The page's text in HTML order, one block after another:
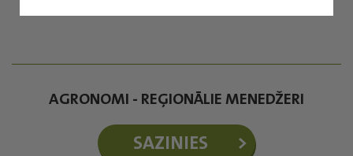
AGRONOMI - REĢIONĀLIE MENEDŽERI
SAZINIES